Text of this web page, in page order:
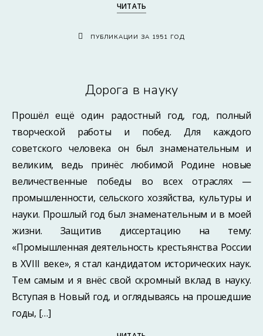
ЧИТАТЬ
ПУБЛИКАЦИИ ЗА 1951 ГОД
Дорога в науку
Прошёл ещё один радостный год, год, полный
творческой работы и побед. Для каждого
советского человека он был знаменательным и
великим, ведь принёс любимой Родине новые
величественные победы во всех отраслях —
промышленности, сельского хозяйства, культуры и
науки. Прошлый год был знаменательным и в моей
жизни. Защитив диссертацию на тему:
«Промышленная деятельность крестьянства России
в XVIII веке», я стал кандидатом исторических наук.
Тем самым и я внёс свой скромный вклад в науку.
Вступая в Новый год, и оглядываясь на прошедшие
годы, […]